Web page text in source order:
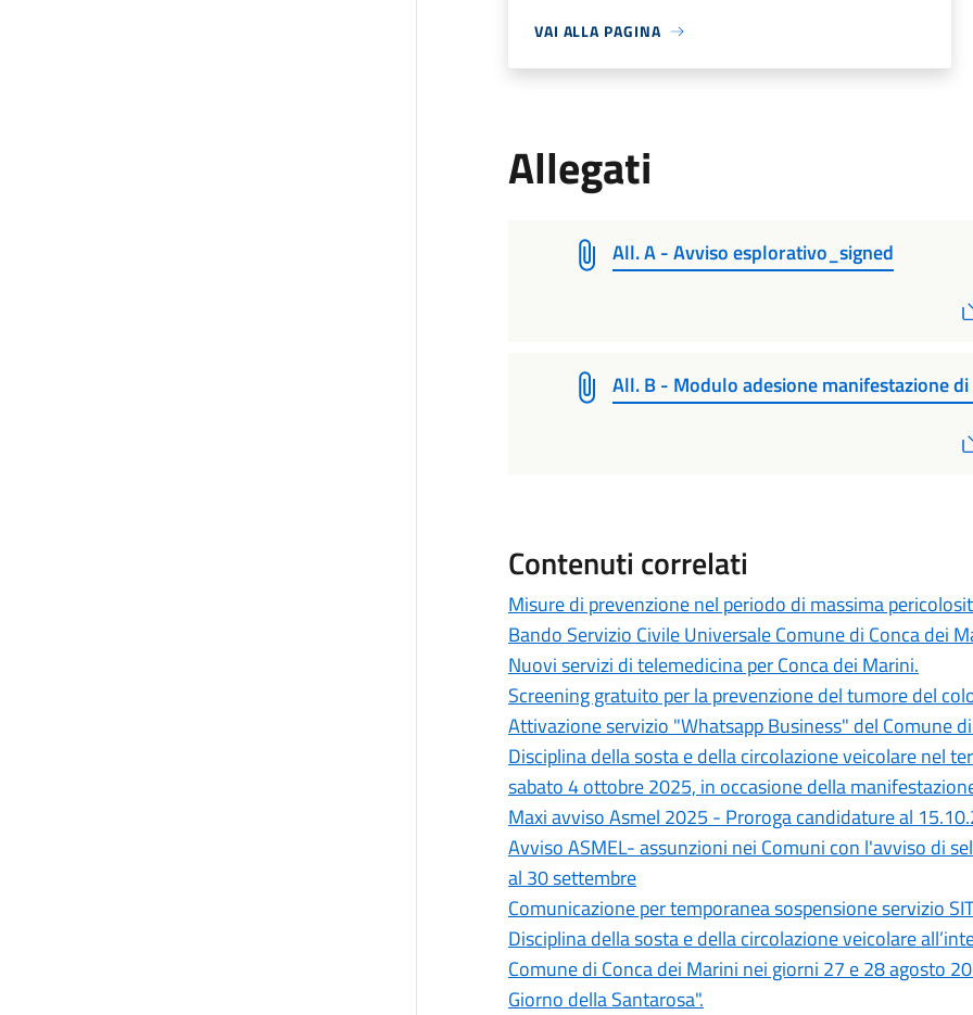
VAI ALLA PAGINA
Allegati
All. A - Avviso esplorativo_signed
All. B - Modulo adesione manifestazione
Contenuti correlati
Misure di prevenzione nel periodo di massima
Bando Servizio Civile Universale Comune di Conca dei
Nuovi servizi di telemedicina per Conca dei Marini.
Screening gratuito per la prevenzione del tumore del
Attivazione servizio "Whatsapp Business" del Comune
Disciplina della sosta e della circolazione veicolare nel
sabato 4 ottobre 2025, in occasione della
Maxi avviso Asmel 2025 - Proroga candidature al
Avviso ASMEL- assunzioni nei Comuni con l'avviso di
al 30 settembre
Comunicazione per temporanea sospensione servizio
Disciplina della sosta e della circolazione veicolare
Comune di Conca dei Marini nei giorni 27 e 28 agosto
Giorno della Santarosa".